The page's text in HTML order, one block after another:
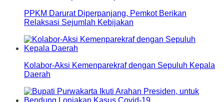
PPKM Darurat Diperpanjang, Pemkot Berikan
Relaksasi Sejumlah Kebijakan
Kolabor-Aksi Kemenparekraf dengan Sepuluh Kepala
Daerah